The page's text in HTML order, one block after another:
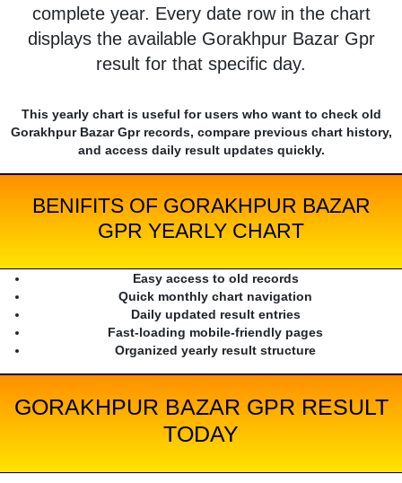
complete year. Every date row in the chart
displays the available Gorakhpur Bazar Gpr
result for that specific day.
This yearly chart is useful for users who want to check old
Gorakhpur Bazar Gpr records, compare previous chart history,
and access daily result updates quickly.
BENIFITS OF GORAKHPUR BAZAR
GPR YEARLY CHART
Easy access to old records
Quick monthly chart navigation
Daily updated result entries
Fast-loading mobile-friendly pages
Organized yearly result structure
GORAKHPUR BAZAR GPR RESULT
TODAY